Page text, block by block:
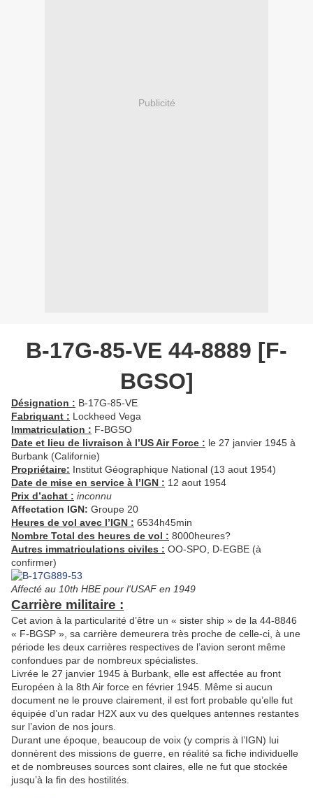
Publicité
B-17G-85-VE 44-8889 [F-
BGSO]
Désignation : B-17G-85-VE
Fabriquant : Lockheed Vega
Immatriculation : F-BGSO
Date et lieu de livraison à l’US Air Force : le 27 janvier 1945 à
Burbank (Californie)
Propriétaire: Institut Géographique National (13 aout 1954)
Date de mise en service à l’IGN : 12 aout 1954
Prix d’achat : inconnu
Affectation IGN: Groupe 20
Heures de vol avec l’IGN : 6534h45min
Nombre Total des heures de vol : 8000heures?
Autres immatriculations civiles : OO-SPO, D-EGBE (à
confirmer)
Affecté au 10th HBE pour l'USAF en 1949
Carrière militaire :
Cet avion à la particularité d’être un « sister ship » de la 44-8846
« F-BGSP », sa carrière demeurera très proche de celle-ci, à une
période les deux carrières respectives de l’avion seront même
confondues par de nombreux spécialistes.
Livrée le 27 janvier 1945 à Burbank, elle est affectée au front
Européen à la 8th Air force en février 1945. Même si aucun
document ne le prouve clairement, il est fort probable qu’elle fut
équipée d’un radar H2X aux vu des quelques antennes restantes
sur l’avion de nos jours.
Durant une époque, beaucoup de voix (y compris à l’IGN) lui
donnèrent des missions de guerre, en réalité sa fiche individuelle
et de nombreuses sources sont claires, elle ne fut que stockée
jusqu’à la fin des hostilités.